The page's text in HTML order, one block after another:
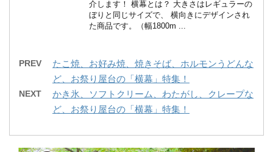
介します！ 横幕とは？ 大きさはレギュラーの
ぼりと同じサイズで、 横向きにデザインされ
た商品です。（幅1800m ...
PREV
たこ焼、お好み焼、焼きそば、ホルモンうどんな
ど、お祭り屋台の「横幕」特集！
NEXT
かき氷、ソフトクリーム、わたがし、クレープな
ど、お祭り屋台の「横幕」特集！